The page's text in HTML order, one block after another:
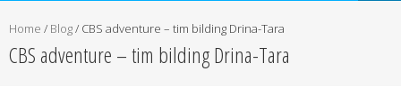
Home / Blog/ CBS adventure – tim bilding Drina-Tara
CBS adventure – tim bilding Drina-Tara